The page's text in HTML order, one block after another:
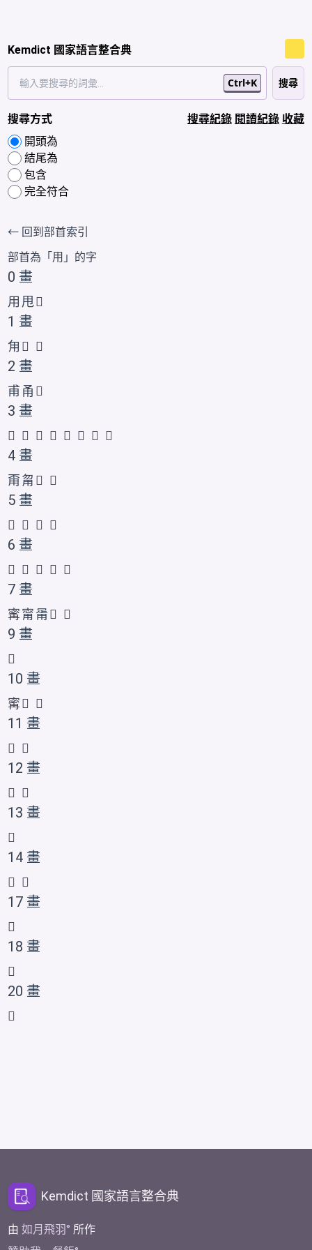
Kemdict 國家語言整合典
Ctrl+K
搜尋方式
開頭為
結尾為
包含
完全符合
搜尋紀錄 閱讀紀錄 收藏
← 回到部首索引
部首為「 用 」的字
0 畫
用 甩𱰜
1 畫
甪 𤰃 𪽆
2 畫
甫 甬 𤰄
3 畫
𡶤 𤰅 𠂵 𠃰 𤰆 𬎽 𬎾 𭺸
4 畫
甭甮 𭺹 𰢰
5 畫
𤰇 𠳫 𰢱 𰢲
6 畫
𤰈 𭺺 𰢳 𱰝 𱰞
7 畫
寗甯𤰉𭺻 𱰟
9 畫
𤰊
10 畫
寗𤰌 𤰋
11 畫
𱰠 𱰡
12 畫
𭺼 𱰢
13 畫
𤰍
14 畫
𤰎 𱰣
17 畫
𤰏
18 畫
𤰑
20 畫
𤰐
Kemdict 國家語言整合典
由如月飛羽 所作